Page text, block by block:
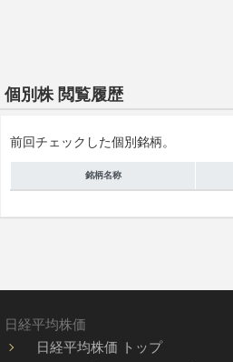
個別株 閲覧履歴
前回チェックした個別銘柄。
銘柄名称
日経平均株価
日経平均株価 トップ